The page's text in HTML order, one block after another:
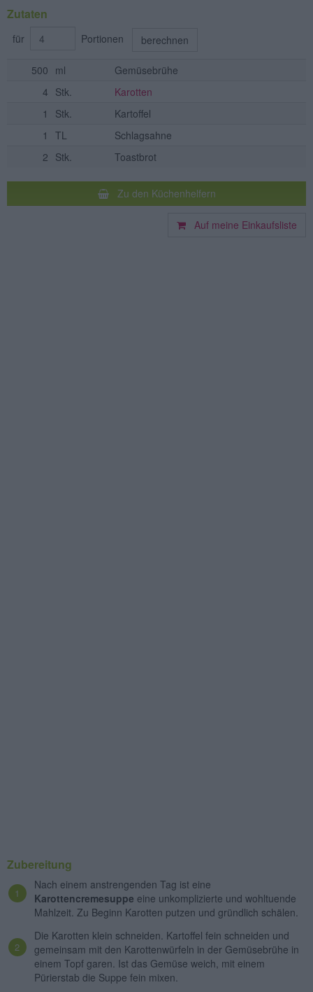
Zutaten
für Portionen berechnen
500 ml
Gemüsebrühe
4 Stk.
Karotten
1
Stk.
Kartoffel
1
TL
Schlagsahne
2 Stk. Toastbrot
Zu den Küchenhelfern
Auf meine Einkaufsliste
Zubereitung
Nach einem anstrengenden Tag ist eine
Karottencremesuppe eine unkomplizierte und wohltuende
Mahlzeit. Zu Beginn Karotten putzen und gründlich schälen.
Die Karotten klein schneiden. Kartoffel fein schneiden und
gemeinsam mit den Karottenwürfeln in der Gemüsebrühe in
einem Topf garen. Ist das Gemüse weich, mit einem
Pürierstab die Suppe fein mixen.